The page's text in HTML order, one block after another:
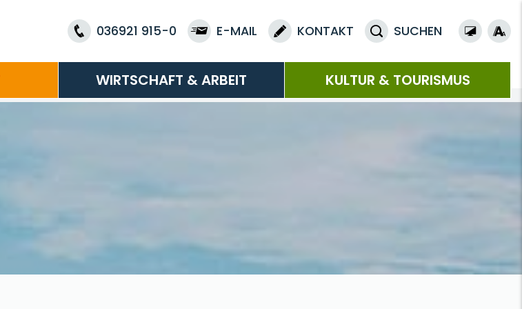
036921 915-0 E-MAIL KONTAKT SUCHEN
WIRTSCHAFT & ARBEIT KULTUR & TOURISMUS